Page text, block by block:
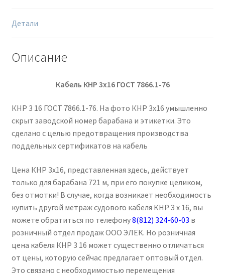
Детали
Описание
Кабель КНР 3х16 ГОСТ 7866.1-76
КНР 3 16 ГОСТ 7866.1-76. На фото КНР 3х16 умышленно
скрыт заводской номер барабана и этикетки. Это
сделано с целью предотвращения производства
поддельных сертификатов на кабель
Цена КНР 3х16, представленная здесь, действует
только для барабана 721 м, при его покупке целиком,
без отмотки! В случае, когда возникает необходимость
купить другой метраж судового кабеля КНР 3 х 16, вы
можете обратиться по телефону8(812) 324-60-03 в
розничный отдел продаж ООО ЭЛЕК. Но розничная
цена кабеля КНР 3 16 может существенно отличаться
от цены, которую сейчас предлагает оптовый отдел.
Это связано с необходимостью перемещения